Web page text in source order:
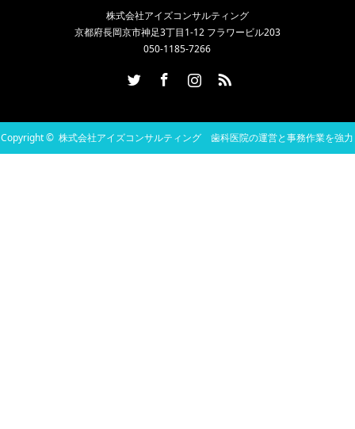
株式会社アイズコンサルティング
京都府長岡京市神足3丁目1-12 フラワービル203
050-1185-7266
InstagramRSS
Copyright ©株式会社アイズコンサルティング 歯科医院の運営と事務作業を強力